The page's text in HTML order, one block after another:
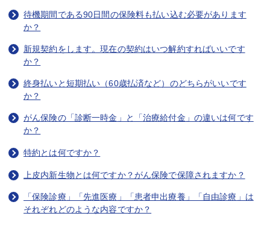
待機期間である90日間の保険料も払い込む必要があります
か？
新規契約をします。現在の契約はいつ解約すればいいです
か？
終身払いと短期払い（60歳払済など）のどちらがいいです
か？
がん保険の「診断一時金」と「治療給付金」の違いは何です
か？
特約とは何ですか？
上皮内新生物とは何ですか？がん保険で保障されますか？
「保険診療」「先進医療」「患者申出療養」「自由診療」は
それぞれどのような内容ですか？